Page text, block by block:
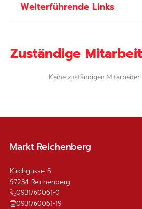
Weiterführende Links
Zuständige
Keine zuständigen Mitarbeiter
Markt Reichenberg
Kirchgasse 5
97234 Reichenberg
0931/60061-0
0931/60061-19